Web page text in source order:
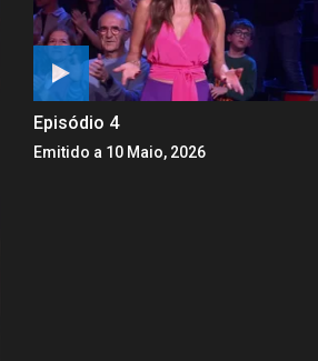
Episódio 4
Emitido a 10 Maio, 2026